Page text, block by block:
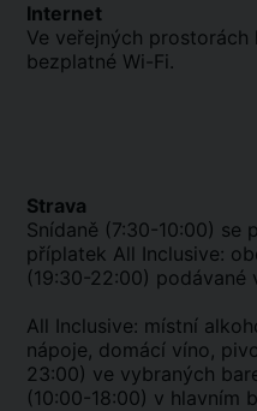
Internet
Ve veřejných
bezplatné Wi-Fi.
Strava
Snídaně (7:30-10:00) se
příplatek All Inclusive:
(19:30-22:00) podávané
All Inclusive: místní
nápoje, domácí víno,
23:00) ve vybraných
(10:00-18:00) v hlavním